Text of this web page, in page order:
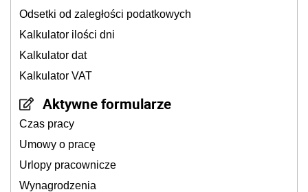
Odsetki od zaległości podatkowych
Kalkulator ilości dni
Kalkulator dat
Kalkulator VAT
Aktywne formularze
Czas pracy
Umowy o pracę
Urlopy pracownicze
Wynagrodzenia